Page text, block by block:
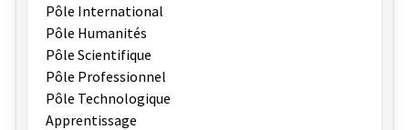
Pôle International
Pôle Humanités
Pôle Scientifique
Pôle Professionnel
Pôle Technologique
Apprentissage